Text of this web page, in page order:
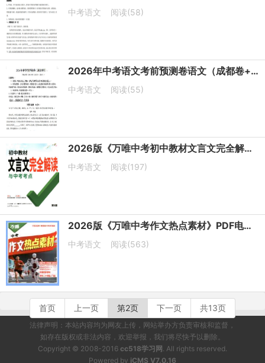
中考语文 阅读(58)
2026年中考语文考前预测卷语文（成都卷+湖北卷）
中考语文 阅读(55)
2026版《万唯中考初中教材文言文完全解读》PDF电子版下载
中考语文 阅读(197)
2026版《万唯中考作文热点素材》PDF电子版下载
中考语文 阅读(563)
首页 上一页 第2页 下一页 共13页
法律声明：本站内容均为网友上传，网站举办方负责审核和监督，
如存在版权或非法内容，欢迎举报，我们将尽快予以删除。
Copyright © 2008-2016 cc518学习网 . All rights reserved.
Powered by iCMS V7.0.16